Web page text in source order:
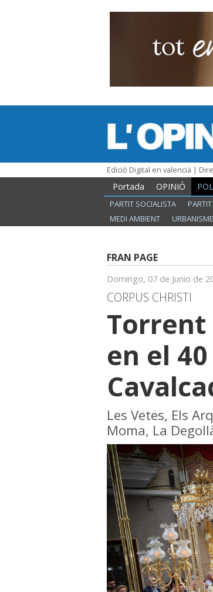
Edició Digital en valencià |
Portada OPINIÓ
PARTIT SOCIALISTA
MEDI AMBIENT
URBANISME
FRAN PAGE
Domingo, 07 de Junio de
CORPUS CHRISTI
Torrent
en el
Les Vetes, Els
Moma, La